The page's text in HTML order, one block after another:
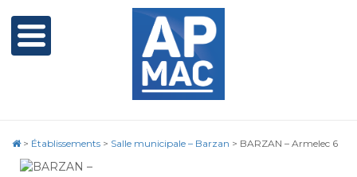
> Établissements > Salle municipale – Barzan > BARZAN – Armelec 6